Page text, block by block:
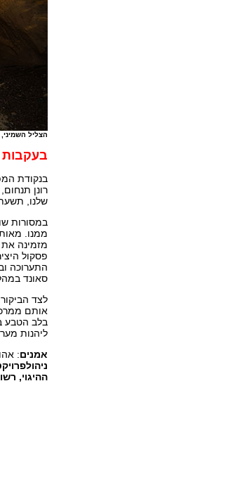
הצליל השמיני,
בעקבות
בנקודת
רונן
שלנו,
במסורות
ממנו.
מזמינה
פסקול
התערוכה
סאונד
לצד
אותם
בלב הטבע
ליהנות
אמנים:
ניהול
ההיגוי,